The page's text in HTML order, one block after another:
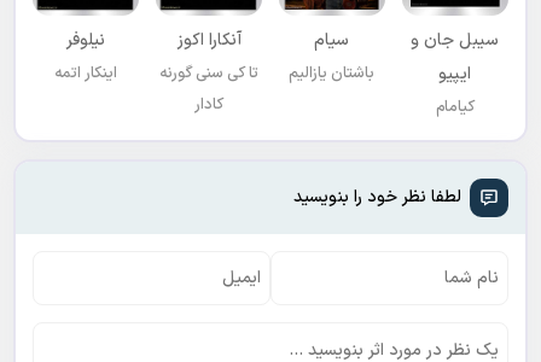
سیبل جان و
ایپیو
کیامام
سیام
باشتان یازالیم
آنکارا اکوز
تا کی سنی گورنه
کادار
نیلوفر
اینکار اتمه
لطفا نظر خود را بنویسید